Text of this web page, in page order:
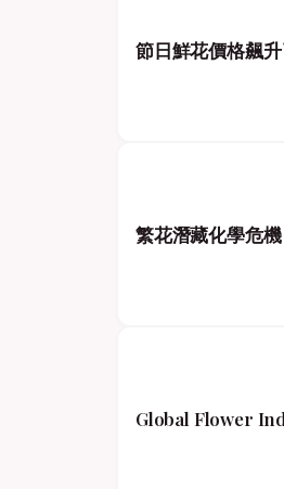
節日鮮花價格飆
繁花潛藏化學危
Global Flower